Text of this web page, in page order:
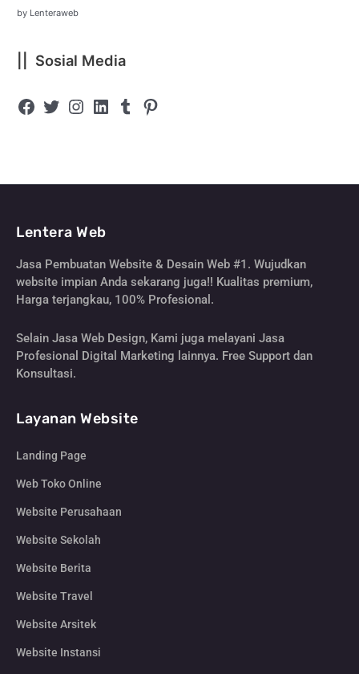
by Lenteraweb
|| Sosial Media
Lentera Web
Jasa Pembuatan Website & Desain Web #1. Wujudkan
website impian Anda sekarang juga!! Kualitas premium,
Harga terjangkau, 100% Profesional.
Selain Jasa Web Design, Kami juga melayani Jasa
Profesional Digital Marketing lainnya. Free Support dan
Konsultasi.
Layanan Website
Landing Page
Web Toko Online
Website Perusahaan
Website Sekolah
Website Berita
Website Travel
Website Arsitek
Website Instansi